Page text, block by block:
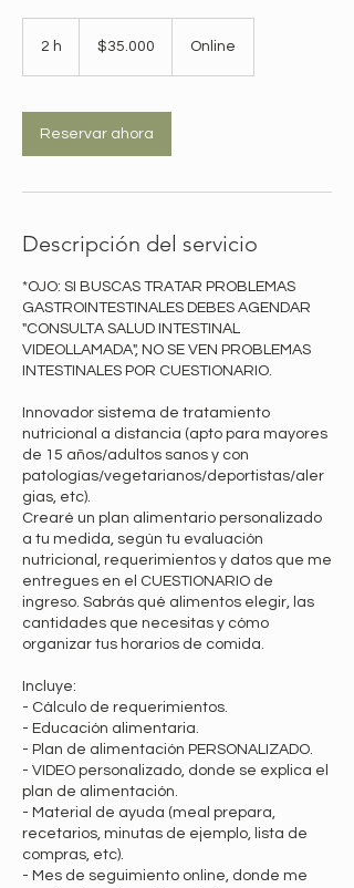
2 h
pesos
chilenos
$35.000 Online
Reservar ahora
Descripción del servicio
*OJO: SI BUSCAS TRATAR PROBLEMAS
GASTROINTESTINALES DEBES AGENDAR
"CONSULTA SALUD INTESTINAL
VIDEOLLAMADA", NO SE VEN PROBLEMAS
INTESTINALES POR CUESTIONARIO.
Innovador sistema de tratamiento
nutricional a distancia (apto para mayores
de 15 años/adultos sanos y con
patologías/vegetarianos/deportistas/aler
gias, etc).
Crearé un plan alimentario personalizado
a tu medida, según tu evaluación
nutricional, requerimientos y datos que me
entregues en el CUESTIONARIO de
ingreso. Sabrás qué alimentos elegir, las
cantidades que necesitas y cómo
organizar tus horarios de comida.
Incluye:
- Cálculo de requerimientos.
- Educación alimentaria.
- Plan de alimentación PERSONALIZADO.
- VIDEO personalizado, donde se explica el
plan de alimentación.
- Material de ayuda (meal prepara,
recetarios, minutas de ejemplo, lista de
compras, etc).
- Mes de seguimiento online, donde me